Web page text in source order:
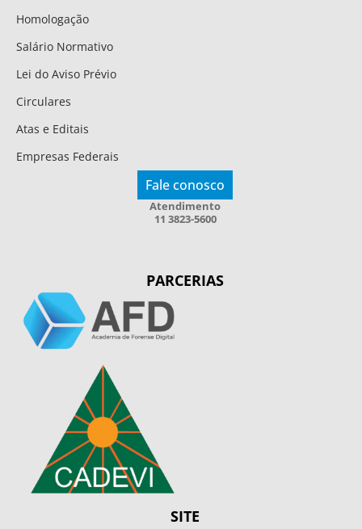
Homologação
Salário Normativo
Lei do Aviso Prévio
Circulares
Atas e Editais
Empresas Federais
Fale conosco
Atendimento
11 3823-5600
PARCERIAS
SITE